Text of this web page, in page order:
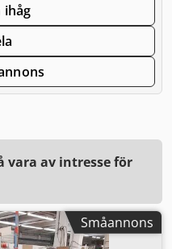
ihåg
vara av intresse för
Småannons